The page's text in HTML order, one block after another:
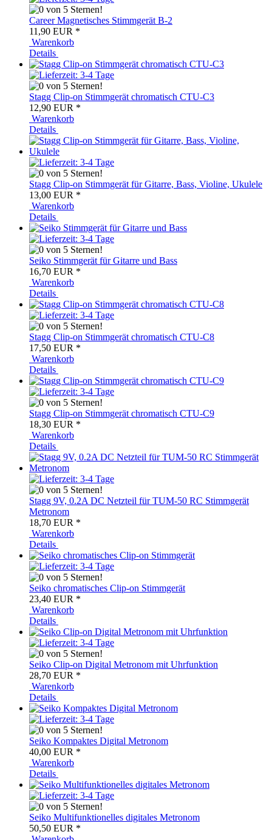
Career Magnetisches Stimmgerät B-2
11,90 EUR *
Warenkorb
Details
Stagg Clip-on Stimmgerät chromatisch CTU-C3
12,90 EUR *
Warenkorb
Details
Stagg Clip-on Stimmgerät für Gitarre, Bass, Violine, Ukulele
13,00 EUR *
Warenkorb
Details
Seiko Stimmgerät für Gitarre und Bass
16,70 EUR *
Warenkorb
Details
Stagg Clip-on Stimmgerät chromatisch CTU-C8
17,50 EUR *
Warenkorb
Details
Stagg Clip-on Stimmgerät chromatisch CTU-C9
18,30 EUR *
Warenkorb
Details
Stagg 9V, 0.2A DC Netzteil für TUM-50 RC Stimmgerät
Metronom
18,70 EUR *
Warenkorb
Details
Seiko chromatisches Clip-on Stimmgerät
23,40 EUR *
Warenkorb
Details
Seiko Clip-on Digital Metronom mit Uhrfunktion
28,70 EUR *
Warenkorb
Details
Seiko Kompaktes Digital Metronom
40,00 EUR *
Warenkorb
Details
Seiko Multifunktionelles digitales Metronom
50,50 EUR *